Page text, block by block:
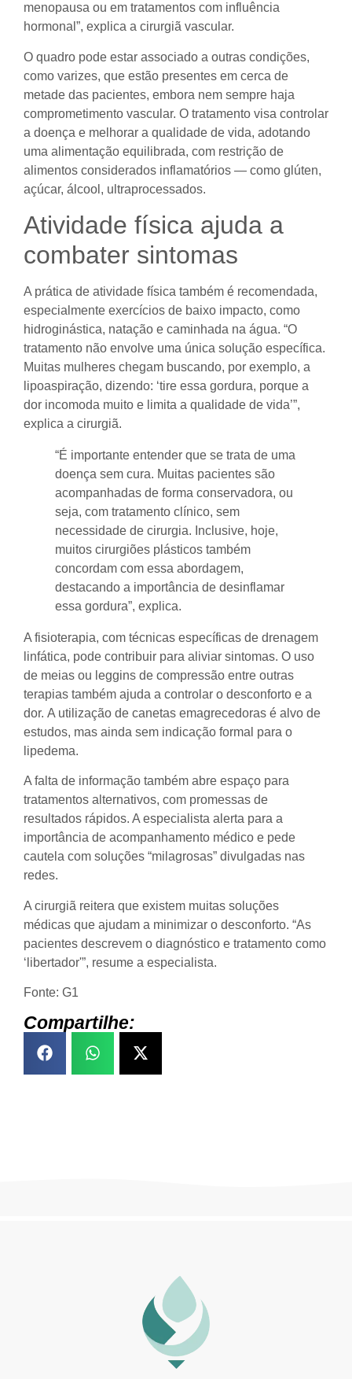
menopausa ou em tratamentos com influência
hormonal”, explica a cirurgiã vascular.
O quadro pode estar associado a outras condições,
como varizes, que estão presentes em cerca de
metade das pacientes, embora nem sempre haja
comprometimento vascular. O tratamento visa controlar
a doença e melhorar a qualidade de vida, adotando
uma alimentação equilibrada, com restrição de
alimentos considerados inflamatórios — como glúten,
açúcar, álcool, ultraprocessados.
Atividade física ajuda a
combater sintomas
A prática de atividade física também é recomendada,
especialmente exercícios de baixo impacto, como
hidroginástica, natação e caminhada na água. “O
tratamento não envolve uma única solução específica.
Muitas mulheres chegam buscando, por exemplo, a
lipoaspiração, dizendo: ‘tire essa gordura, porque a
dor incomoda muito e limita a qualidade de vida’”,
explica a cirurgiã.
“É importante entender que se trata de uma
doença sem cura. Muitas pacientes são
acompanhadas de forma conservadora, ou
seja, com tratamento clínico, sem
necessidade de cirurgia. Inclusive, hoje,
muitos cirurgiões plásticos também
concordam com essa abordagem,
destacando a importância de desinflamar
essa gordura”, explica.
A fisioterapia, com técnicas específicas de drenagem
linfática, pode contribuir para aliviar sintomas. O uso
de meias ou leggins de compressão entre outras
terapias também ajuda a controlar o desconforto e a
dor. A utilização de canetas emagrecedoras é alvo de
estudos, mas ainda sem indicação formal para o
lipedema.
A falta de informação também abre espaço para
tratamentos alternativos, com promessas de
resultados rápidos. A especialista alerta para a
importância de acompanhamento médico e pede
cautela com soluções “milagrosas” divulgadas nas
redes.
A cirurgiã reitera que existem muitas soluções
médicas que ajudam a minimizar o desconforto. “As
pacientes descrevem o diagnóstico e tratamento como
‘libertador'”, resume a especialista.
Fonte: G1
Compartilhe: